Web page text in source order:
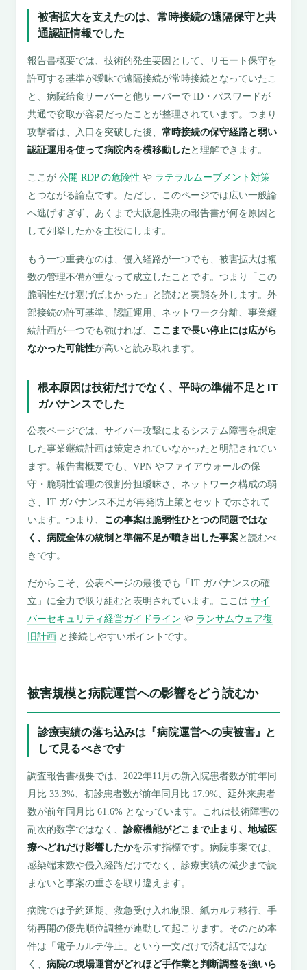
被害拡大を支えたのは、常時接続の遠隔保守と共
通認証情報でした
報告書概要では、技術的発生要因として、リモート保守を
許可する基準が曖昧で遠隔接続が常時接続となっていたこ
と、病院給食サーバーと他サーバーで ID・パスワードが
共通で窃取が容易だったことが整理されています。つまり
攻撃者は、入口を突破した後、常時接続の保守経路と弱い
認証運用を使って病院内を横移動した と理解できます。
ここが公開 RDP の危険性 や ラテラルムーブメント対策
とつながる論点です。ただし、このページでは広い一般論
へ逃げすぎず、あくまで大阪急性期の報告書が何を原因と
して列挙したかを主役にします。
もう一つ重要なのは、侵入経路が一つでも、被害拡大は複
数の管理不備が重なって成立したことです。つまり「この
脆弱性だけ塞げばよかった」と読むと実態を外します。外
部接続の許可基準、認証運用、ネットワーク分離、事業継
続計画が一つでも強ければ、 ここまで長い停止には広がら
なかった可能性が高いと読み取れます。
根本原因は技術だけでなく、平時の準備不足と IT
ガバナンスでした
公表ページでは、サイバー攻撃によるシステム障害を想定
した事業継続計画は策定されていなかったと明記されてい
ます。報告書概要でも、VPN やファイアウォールの保
守・脆弱性管理の役割分担曖昧さ、ネットワーク構成の弱
さ、IT ガバナンス不足が再発防止策とセットで示されて
います。つまり、 この事案は脆弱性ひとつの問題ではな
く、病院全体の統制と準備不足が噴き出した事案と読むべ
きです。
だからこそ、公表ページの最後でも「IT ガバナンスの確
立」に全力で取り組むと表明されています。ここはサイ
バーセキュリティ経営ガイドライン や ランサムウェア復
旧計画 と接続しやすいポイントです。
被害規模と病院運営への影響をどう読むか
診療実績の落ち込みは『病院運営への実被害』と
して見るべきです
調査報告書概要では、2022年11月の新入院患者数が前年同
月比 33.3%、初診患者数が前年同月比 17.9%、延外来患者
数が前年同月比 61.6% となっています。これは技術障害の
副次的数字ではなく、診療機能がどこまで止まり、地域医
療へどれだけ影響したかを示す指標です。病院事案では、
感染端末数や侵入経路だけでなく、診療実績の減少まで読
まないと事案の重さを取り違えます。
病院では予約延期、救急受け入れ制限、紙カルテ移行、手
術再開の優先順位調整が連動して起こります。そのため本
件は「電子カルテ停止」という一文だけで済む話ではな
く、病院の現場運営がどれほど手作業と判断調整を強いら